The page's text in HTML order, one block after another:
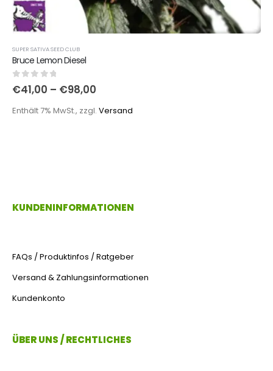
SUPER SATIVA SEED CLUB
Bruce Lemon Diesel
0out of 5
€41,00 – €98,00
Enthält 7% MwSt., zzgl. Versand
KUNDENINFORMATIONEN
FAQs / Produktinfos / Ratgeber
Versand & Zahlungsinformationen
Kundenkonto
ÜBER UNS / RECHTLICHES